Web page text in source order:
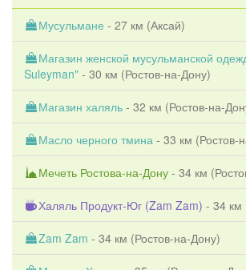
Мусульмане - 27 км (Аксай)
Магазин женской мусульманской
Suleyman" - 30 км (Ростов-на-Дону)
Магазин халяль - 32 км (Ростов-на-
Масло черного тмина - 33 км (Ростов-
Мечеть Ростова-на-Дону - 34 км (
Халяль Продукт-Юг (Zam Zam) - 34 км
Zam Zam - 34 км (Ростов-на-Дону)